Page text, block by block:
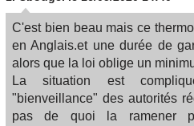
C'est bien beau mais ce
en Anglais.et une durée de
alors que la loi oblige un
La situation est
"bienveillance" des autorités
pas de quoi la ramener